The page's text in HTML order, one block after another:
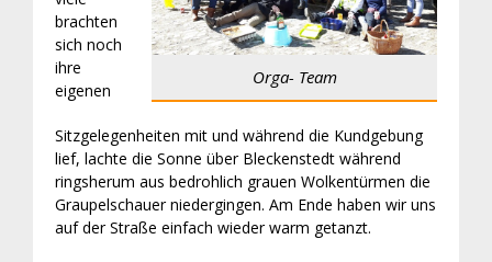
Orga- Team
brachten
sich noch
ihre
eigenen
Sitzgelegenheiten mit und während die Kundgebung
lief, lachte die Sonne über Bleckenstedt während
ringsherum aus bedrohlich grauen Wolkentürmen die
Graupelschauer niedergingen. Am Ende haben wir uns
auf der Straße einfach wieder warm getanzt.